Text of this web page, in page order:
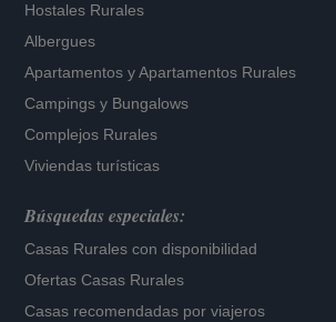
Hostales Rurales
Albergues
Apartamentos yApartamentos Rurales
Campings y Bungalows
Complejos Rurales
Viviendas turísticas
Búsquedas especiales:
Casas Rurales con disponibilidad
Ofertas Casas Rurales
Casas recomendadas por viajeros